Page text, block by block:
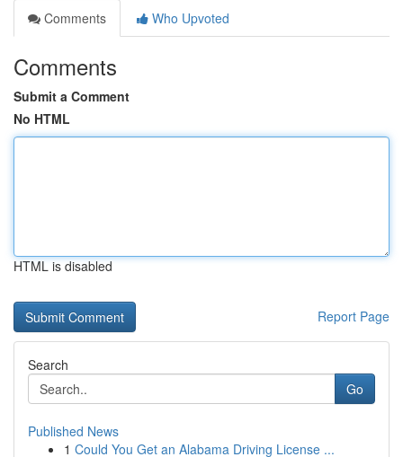
Comments
Who Upvoted
Comments
Submit a Comment
No HTML
HTML is disabled
Report Page
Search
Go
Published News
1 Could You Get an Alabama Driving License ...